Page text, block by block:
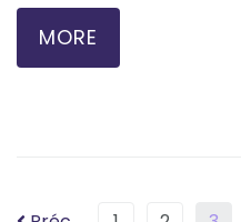
MORE